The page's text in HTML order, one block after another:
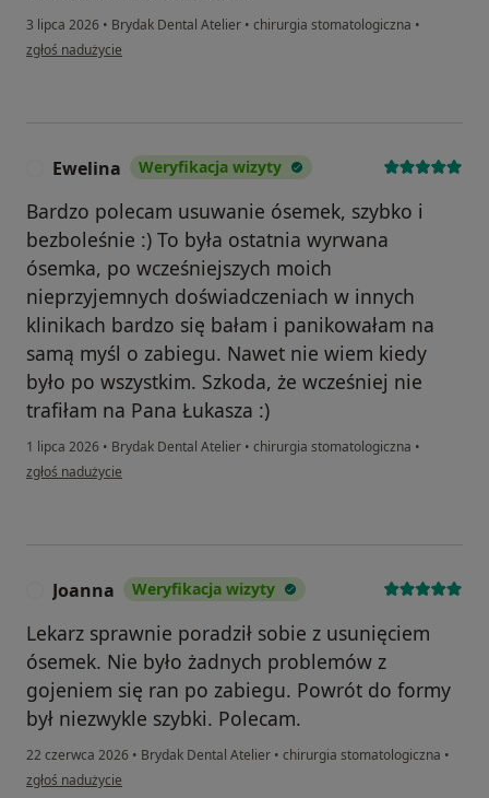
3 lipca 2026 • Brydak Dental Atelier • chirurgia stomatologiczna •
w opinii użytkownika Nowik113
zgłoś nadużycie
Ewelina Weryfikacja wizyty
Bardzo polecam usuwanie ósemek, szybko i
bezboleśnie :) To była ostatnia wyrwana
ósemka, po wcześniejszych moich
nieprzyjemnych doświadczeniach w innych
klinikach bardzo się bałam i panikowałam na
samą myśl o zabiegu. Nawet nie wiem kiedy
było po wszystkim. Szkoda, że wcześniej nie
trafiłam na Pana Łukasza :)
1 lipca 2026 • Brydak Dental Atelier • chirurgia stomatologiczna •
w opinii użytkownika Ewelina
zgłoś nadużycie
Joanna Weryfikacja wizyty
Lekarz sprawnie poradził sobie z usunięciem
ósemek. Nie było żadnych problemów z
gojeniem się ran po zabiegu. Powrót do formy
był niezwykle szybki. Polecam.
22 czerwca 2026 • Brydak Dental Atelier • chirurgia stomatologiczna •
w opinii użytkownika Joanna
zgłoś nadużycie